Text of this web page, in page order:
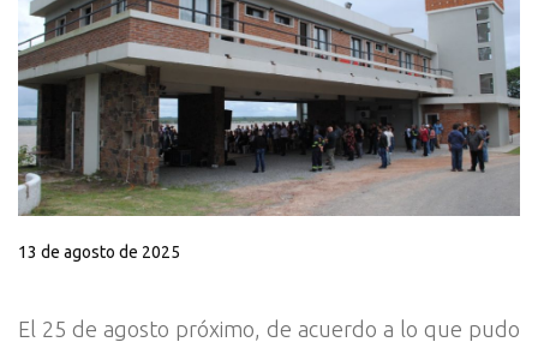
13 de agosto de 2025
El 25 de agosto próximo, de acuerdo a lo que pudo